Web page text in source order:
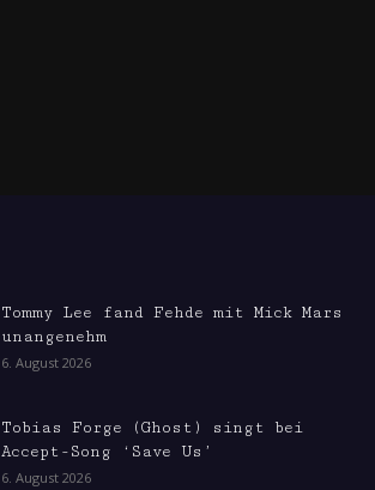
Tommy Lee fand Fehde mit Mick Mars
unangenehm
6. August 2026
Tobias Forge (Ghost) singt bei
Accept-Song ‘Save Us’
6. August 2026